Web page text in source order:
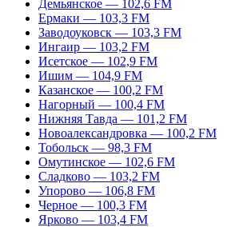
Демьянское — 102,6 FM
Ермаки — 103,3 FM
Заводоуковск — 103,3 FM
Ингаир — 103,2 FM
Исетское — 102,9 FM
Ишим — 104,9 FM
Казанское — 100,2 FM
Нагорный — 100,4 FM
Нижняя Тавда — 101,2 FM
Новоалександровка — 100,2 FM
Тобольск — 98,3 FM
Омутинское — 102,6 FM
Сладково — 103,2 FM
Упорово — 106,8 FM
Черное — 100,3 FM
Ярково — 103,4 FM